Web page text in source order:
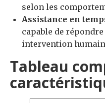
selon les
Assistance en
capable de
intervention
Tableau